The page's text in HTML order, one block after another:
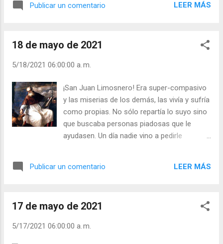
ellas iba vendando las heridas de sus
todos nosotros. ¡Murió Él para librarnos a
que se lo agradecemos? - ¿qué haces tú
Lecturas del Día (+ Leer ). | Evangelio y
Meditación (+ Leer ) | | Santo del día (+ Leer
) | Laudes (+ Leer ) | Vísperas (+ Leer ) |
Publicar un comentario LEER MÁS
18 de mayo de 2021
5/18/2021 06:00:00 a. m.
¡San Juan Limosnero! Era super-compasivo
y las miserias de los demás, las vivía y sufría
como propias. No sólo repartía lo suyo sino
que buscaba personas piadosas que le
ayudasen. Un día nadie vino a pedirle
- Hoy el miserable de Juan no ha recibido
pensaba que él era el que recibía del pobre y
don de poder ayudarles! - ¿Le molestan los
Publicar un comentario LEER MÁS
17 de mayo de 2021
5/17/2021 06:00:00 a. m.